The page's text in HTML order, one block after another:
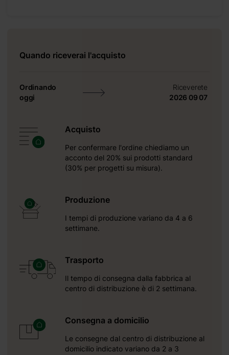
Quando riceverai l'acquisto
Ordinando
oggi
Riceverete
2026 09 07
Acquisto
Per confermare l'ordine chiediamo un
acconto del 20% sui prodotti standard
(30% per progetti su misura).
Produzione
I tempi di produzione variano da 4 a 6
settimane.
Trasporto
Il tempo di consegna dalla fabbrica al
centro di distribuzione è di 2 settimana.
Consegna a domicilio
Le consegne dal centro di distribuzione al
domicilio indicato variano da 2 a 3